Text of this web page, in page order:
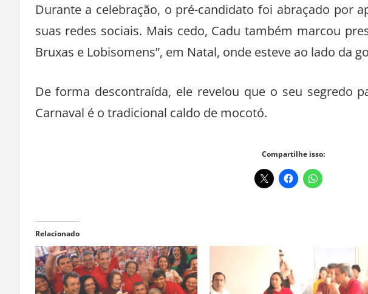
Durante a celebração, o pré-candidato foi abraçado por
suas redes sociais. Mais cedo, Cadu também marcou
Bruxas e Lobisomens”, em Natal, onde esteve ao lado da
De forma descontraída, ele revelou que o seu segredo
Carnaval é o tradicional caldo de mocotó.
Compartilhe isso:
Relacionado